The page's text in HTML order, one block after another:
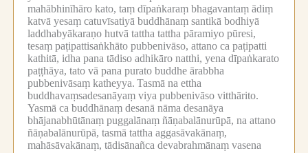
mahābhinīhāro kato, taṃ dīpaṅkaraṃ bhagavantaṃ ādiṃ
katvā yesaṃ catuvīsatiyā buddhānaṃ santikā bodhiyā
laddhabyākaraṇo hutvā tattha tattha pāramiyo pūresi,
tesaṃ paṭipattisaṅkhāto pubbenivāso, attano ca paṭipatti
kathitā, idha pana tādiso adhikāro natthi, yena dīpaṅkarato
paṭṭhāya, tato vā pana purato buddhe ārabbha
pubbenivāsaṃ katheyya. Tasmā na ettha
buddhavaṃsadesanāyaṃ viya pubbenivāso vitthārito.
Yasmā ca buddhānaṃ desanā nāma desanāya
bhājanabhūtānaṃ puggalānaṃ ñāṇabalānurūpā, na attano
ñāṇabalānurūpā, tasmā tattha aggasāvakānaṃ,
mahāsāvakānaṃ, tādisānañca devabrahmānaṃ vasena